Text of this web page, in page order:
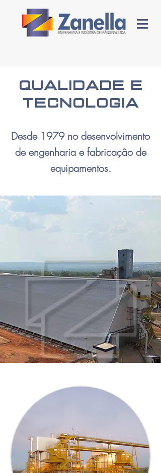
Qualidade e
Tecnologia
Desde 1979 no desenvolvimento
de engenharia e fabricação de
equipamentos.